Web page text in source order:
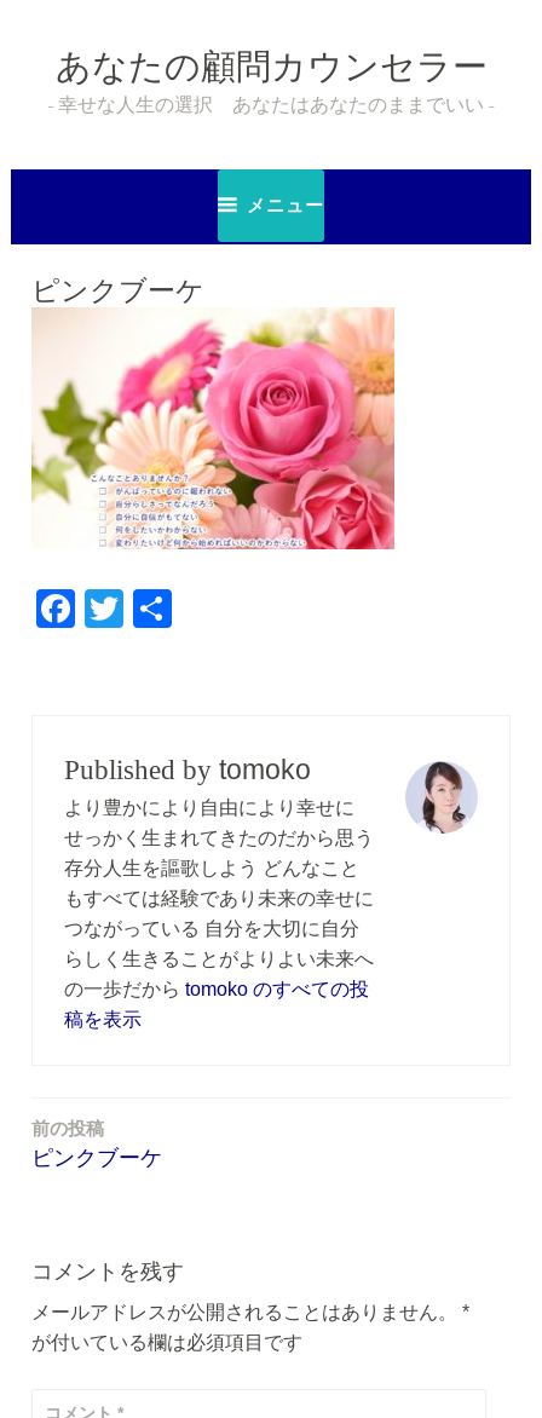
へ
あなたの顧問カウンセラー
幸せな人生の選択 あなたはあなたのままでいい
メニュー
ピンクブーケ
F
b
o
o
k
T
Published by tomoko
より豊かにより自由により幸せに
せっかく生まれてきたのだから思う
存分人生を謳歌しよう どんなこと
もすべては経験であり未来の幸せに
つながっている 自分を大切に自分
らしく生きることがよりよい未来へ
の一歩だから tomoko のすべての投
稿を表示
投
稿
ビ
ゲ
ー
前の投稿
ピンクブーケ
コメントを残す
メールアドレスが公開されることはありません。
*
が付いている欄は必須項目です
コメント*